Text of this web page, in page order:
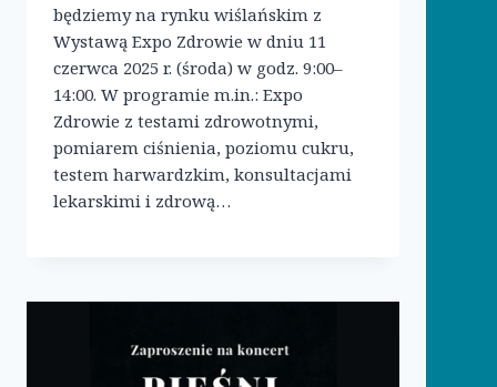
będziemy na rynku wiślańskim z
Wystawą Expo Zdrowie w dniu 11
czerwca 2025 r. (środa) w godz. 9:00–
14:00. W programie m.in.: Expo
Zdrowie z testami zdrowotnymi,
pomiarem ciśnienia, poziomu cukru,
testem harwardzkim, konsultacjami
lekarskimi i zdrową…